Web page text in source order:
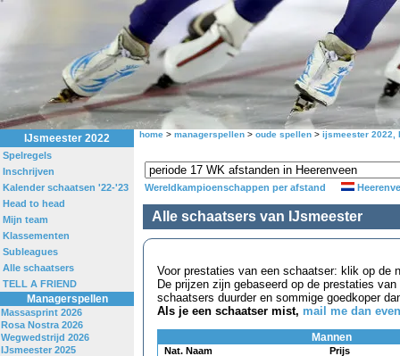
IJsmeester 2022
Spelregels
Inschrijven
Kalender schaatsen '22-'23
Head to head
Mijn team
Klassementen
Subleagues
Alle schaatsers
TELL A FRIEND
Managerspellen
Massasprint 2026
Rosa Nostra 2026
Wegwedstrijd 2026
IJsmeester 2025
home > managerspellen > oude spellen > ijsmeester 2022,
Wereldkampioenschappen per afstand
Alle schaatsers van IJsmeester
Voor prestaties van een schaatser: klik op de
De prijzen zijn gebaseerd op de prestaties
schaatsers duurder en sommige goedkoper
Als je een schaatser mist, mail me dan even
Mannen
Nat. Naam
Prijs